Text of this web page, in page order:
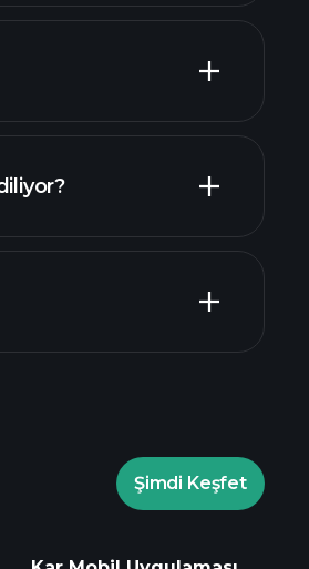
buradan
Şimdi Keşfet